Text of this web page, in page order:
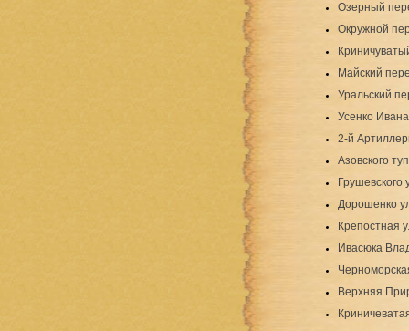
Озерный
Окружной
Майский
Уральский
Усенко
2-й
Азовского
Грушевского
Дорошенко
Крепостная
Ивасюка
Верхняя